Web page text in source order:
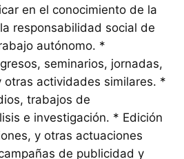
en el conocimiento de la
responsabilidad social de
autónomo. *
seminarios, jornadas,
otras actividades similares. *
trabajos de
e investigación. * Edición
y otras actuaciones
de publicidad y